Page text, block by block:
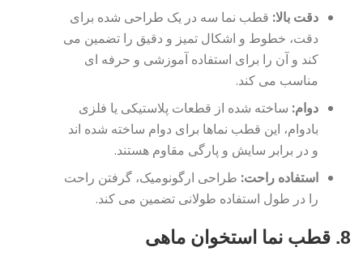
دقت بالا: قطب نما سه در یک طراحی شده برای
دقت، خطوط و اشکال تمیز و دقیق را تضمین می
کند و آن را برای استفاده آموزشی و حرفه ای
مناسب می کند.
دوام: ساخته شده از قطعات پلاستیکی یا فلزی
بادوام، این قطب نماها برای دوام ساخته شده اند
و در برابر سایش و پارگی مقاوم هستند.
استفاده راحت: طراحی ارگونومیک، گرفتن راحت
را در طول استفاده طولانی تضمین می کند.
8. قطب نما استخوان ماهی